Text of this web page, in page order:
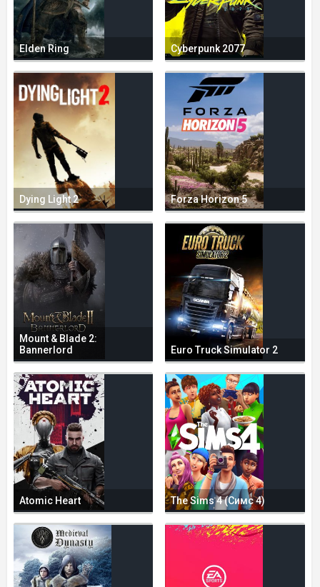
Elden Ring Cyberpunk 2077
Dying Light 2 Forza Horizon 5
Mount & Blade 2:
Bannerlord
Euro Truck Simulator 2
Atomic Heart The Sims 4 (Симс 4)